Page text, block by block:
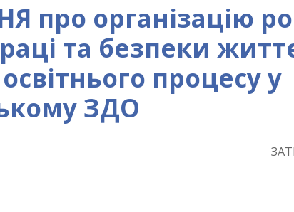
про організацію
та безпеки
процесу у
ЗДО